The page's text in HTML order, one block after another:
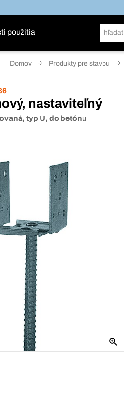
použitia
Domov Produkty pre stavbu
nastaviteľný
typ U, do betónu